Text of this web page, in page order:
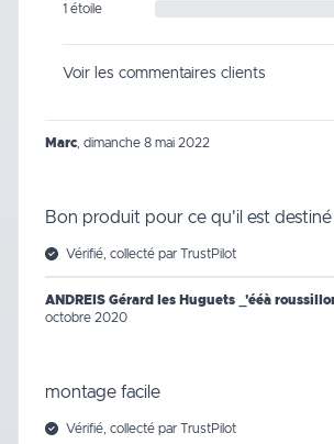
1 étoile
Voir les commentaires clients
Marc dimanche 8 mai 2022
Bon produit pour ce qu'il est destiné
Vérifié, collecté par TrustPilot
ANDREIS Gérard les Huguets _'ééà
octobre 2020
montage facile
Vérifié, collecté par TrustPilot